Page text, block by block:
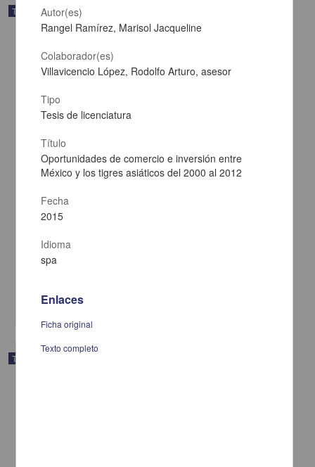
Trabajo de grado
El programa Fondo Bienestar de Coinversión Social del estado de
alternancia 2011-2016
Sánchez Piña, Leobardo
Trabajo de grado
Autor(es)
Rangel Ramírez, Marisol Jacqueline
Colaborador(es)
Villavicencio López, Rodolfo Arturo, asesor
Tipo
Tesis de licenciatura
Título
Oportunidades de comercio e inversión entre
México y los tigres asiáticos del 2000 al 2012
Fecha
2015
Idioma
spa
Enlaces
Ficha original
Texto completo